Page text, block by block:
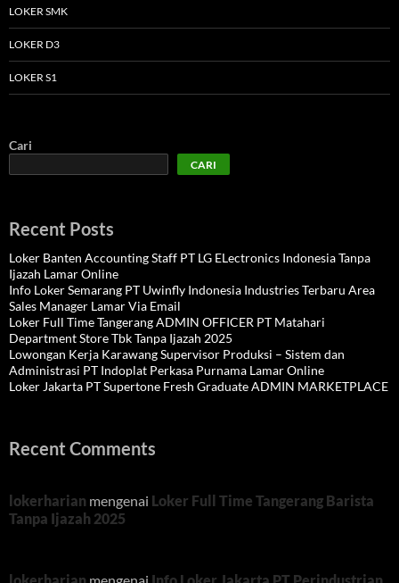
LOKER SMK
LOKER D3
LOKER S1
Cari
CARI
Recent Posts
Loker Banten Accounting Staff PT LG ELectronics Indonesia Tanpa
Ijazah Lamar Online
Info Loker Semarang PT Uwinfly Indonesia Industries Terbaru Area
Sales Manager Lamar Via Email
Loker Full Time Tangerang ADMIN OFFICER PT Matahari
Department Store Tbk Tanpa Ijazah 2025
Lowongan Kerja Karawang Supervisor Produksi – Sistem dan
Administrasi PT Indoplat Perkasa Purnama Lamar Online
Loker Jakarta PT Supertone Fresh Graduate ADMIN MARKETPLACE
Recent Comments
lokerharian mengenai Loker Full Time Tangerang Barista
Tanpa Ijazah 2025